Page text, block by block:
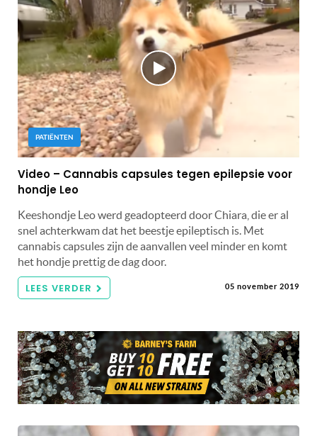
PATIËNTEN
Video – Cannabis capsules tegen epilepsie voor
hondje Leo
Keeshondje Leo werd geadopteerd door Chiara, die er al
snel achterkwam dat het beestje epileptisch is. Met
cannabis capsules zijn de aanvallen veel minder en komt
het hondje prettig de dag door.
LEES VERDER 05 november 2019